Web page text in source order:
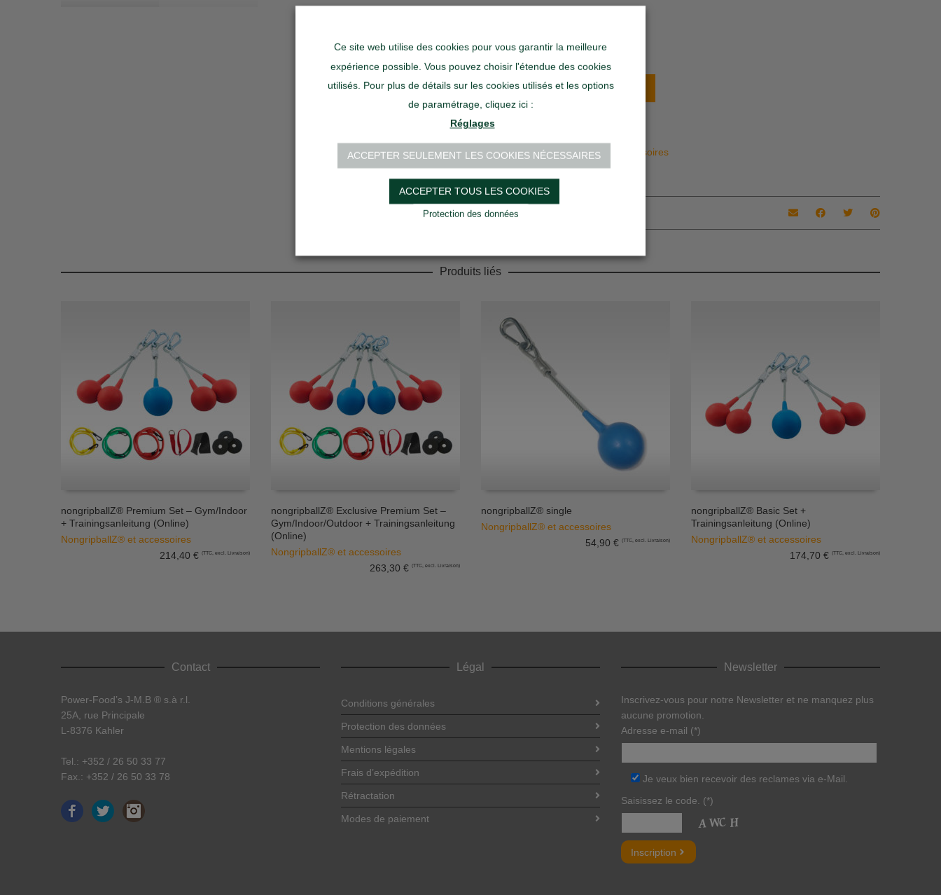
ngB Homeworkout
nongripballZ®
quantity
Ajouter au panier
Besoin d'aide ?
Catégorie :NongripballZ® et accessoires
Partager
Produits liés
nongripballZ® Premium Set – Gym/Indoor
+ Trainingsanleitung (Online)
NongripballZ® et accessoires
214,40 € (TTC, excl. Livraison)
AJOUTER AU PANIER
nongripballZ® Exclusive Premium Set –
Gym/Indoor/Outdoor + Trainingsanleitung
(Online)
NongripballZ® et accessoires
263,30 € (TTC, excl. Livraison)
AJOUTER AU PANIER
nongripballZ® single
NongripballZ® et accessoires
54,90 € (TTC, excl. Livraison)
nongripballZ® Basic Set +
Trainingsanleitung (Online)
NongripballZ® et accessoires
174,70 € (TTC, excl. Livraison)
Contact
Power-Food’s J-M.B ® s.à r.l.
25A, rue Principale
L-8376 Kahler
Tel.: +352 / 26 50 33 77
Fax.: +352 / 26 50 33 78
FacebookTwitter
Légal
Conditions générales
Protection des données
Mentions légales
Frais d’expédition
Rétractation
Modes de paiement
Newsletter
Inscrivez-vous pour notre Newsletter et ne manquez plus
aucune promotion.
Adresse e-mail (*)
Je veux bien recevoir des reclames via e-Mail.
Saisissez le code. (*)
Bitte lasse dieses Feld leer.
Ce site web utilise des cookies pour vous garantir la meilleure
expérience possible. Vous pouvez choisir l'étendue des cookies
utilisés. Pour plus de détails sur les cookies utilisés et les options
de paramétrage, cliquez ici :
Réglages
ACCEPTER SEULEMENT LES COOKIES NÉCESSAIRES
ACCEPTER TOUS LES COOKIES
Protection des données